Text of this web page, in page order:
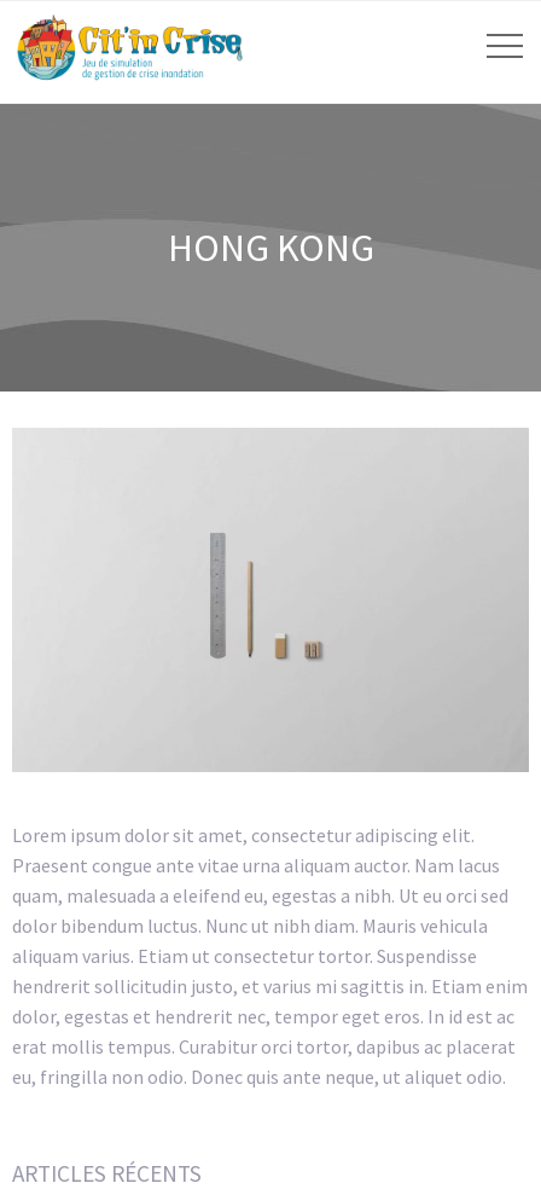
HONG KONG
Lorem ipsum dolor sit amet, consectetur adipiscing elit.
Praesent congue ante vitae urna aliquam auctor. Nam lacus
quam, malesuada a eleifend eu, egestas a nibh. Ut eu orci sed
dolor bibendum luctus. Nunc ut nibh diam. Mauris vehicula
aliquam varius. Etiam ut consectetur tortor. Suspendisse
hendrerit sollicitudin justo, et varius mi sagittis in. Etiam enim
dolor, egestas et hendrerit nec, tempor eget eros. In id est ac
erat mollis tempus. Curabitur orci tortor, dapibus ac placerat
eu, fringilla non odio. Donec quis ante neque, ut aliquet odio.
ARTICLES RÉCENTS